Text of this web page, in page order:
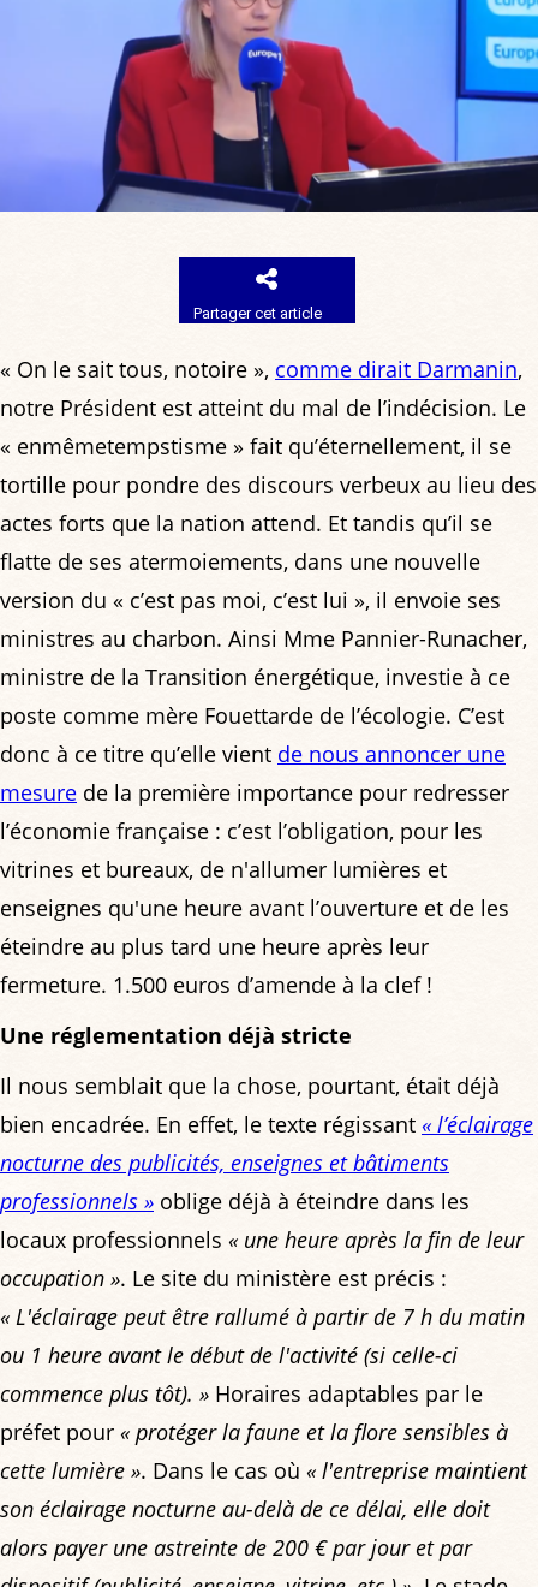
Partager cet article
« On le sait tous, notoire », comme dirait Darmanin,
notre Président est atteint du mal de l’indécision. Le
« enmêmetempstisme » fait qu’éternellement, il se
tortille pour pondre des discours verbeux au lieu des
actes forts que la nation attend. Et tandis qu’il se
flatte de ses atermoiements, dans une nouvelle
version du « c’est pas moi, c’est lui », il envoie ses
ministres au charbon. Ainsi Mme Pannier-Runacher,
ministre de la Transition énergétique, investie à ce
poste comme mère Fouettarde de l’écologie. C’est
donc à ce titre qu’elle vient de nous annoncer une
mesure de la première importance pour redresser
l’économie française : c’est l’obligation, pour les
vitrines et bureaux, de n'allumer lumières et
enseignes qu'une heure avant l’ouverture et de les
éteindre au plus tard une heure après leur
fermeture. 1.500 euros d’amende à la clef !
Une réglementation déjà stricte
Il nous semblait que la chose, pourtant, était déjà
bien encadrée. En effet, le texte régissant « l’éclairage
nocturne des publicités, enseignes et bâtiments
professionnels » oblige déjà à éteindre dans les
locaux professionnels « une heure après la fin de leur
occupation ». Le site du ministère est précis :
« L'éclairage peut être rallumé à partir de 7 h du matin
ou 1 heure avant le début de l'activité (si celle-ci
commence plus tôt). » Horaires adaptables par le
préfet pour « protéger la faune et la flore sensibles à
cette lumière ». Dans le cas où « l'entreprise maintient
son éclairage nocturne au-delà de ce délai, elle doit
alors payer une astreinte de 200 € par jour et par